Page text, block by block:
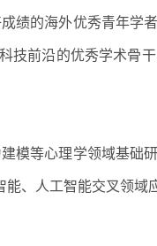
绩的海外优秀青年学
前沿的优秀学术骨干
模等心理学领域基础
、人工智能交叉领域